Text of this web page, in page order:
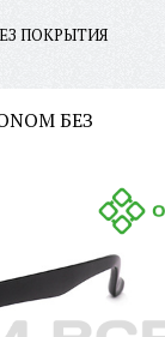
ПОКРЫТИЯ
БЕЗ